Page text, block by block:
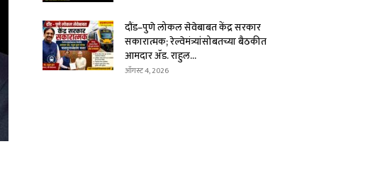
दौंड–पुणे लोकल सेवेबाबत केंद्र सरकार
सकारात्मक; रेल्वेमंत्र्यांसोबतच्या बैठकीत
आमदार ॲड. राहुल...
ऑगस्ट 4, 2026